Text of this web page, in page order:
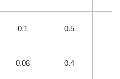
0.1 0.5
0.08 0.4